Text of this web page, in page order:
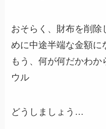
おそらく、財布を削除
めに中途半端な金額に
もう、何が何だかわ
ウル
どうしましょう…